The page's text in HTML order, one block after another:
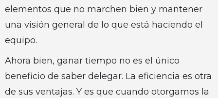
elementos que no marchen bien y mantener
una visión general de lo que está haciendo el
equipo.
Ahora bien, ganar tiempo no es el único
beneficio de saber delegar. La eficiencia es otra
de sus ventajas. Y es que cuando otorgamos la